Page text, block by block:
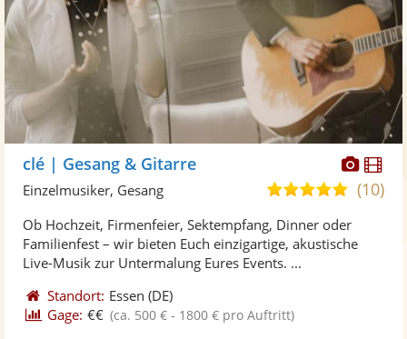
clé | Gesang & Gitarre
5,0
5
(10)
Einzelmusiker, Gesang
Ob Hochzeit, Firmenfeier, Sektempfang, Dinner oder
Familienfest – wir bieten Euch einzigartige, akustische
Live-Musik zur Untermalung Eures Events. ...
Standort: Essen (DE)
Gage: €€ (ca. 500 € - 1800 € pro Auftritt)